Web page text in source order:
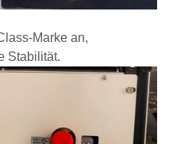
Marke an,
Stabilität.